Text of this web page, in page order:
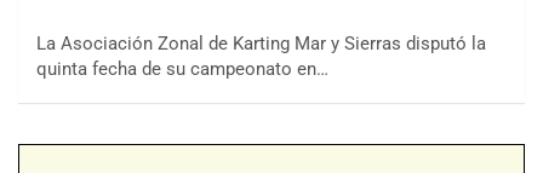
La Asociación Zonal de Karting Mar y Sierras disputó la
quinta fecha de su campeonato en…